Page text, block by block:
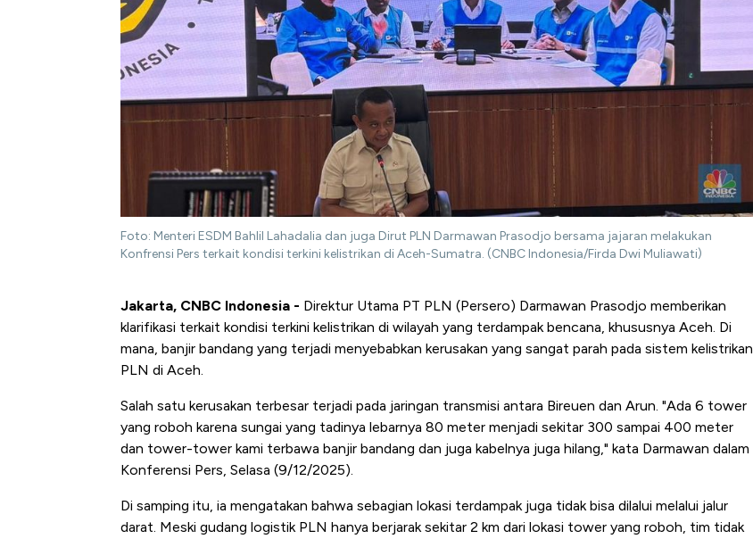
Foto: Menteri ESDM Bahlil Lahadalia dan juga Dirut PLN Darmawan Prasodjo bersama jajaran melakukan
Konfrensi Pers terkait kondisi terkini kelistrikan di Aceh-Sumatra. (CNBC Indonesia/Firda Dwi Muliawati)
Jakarta, CNBC Indonesia - Direktur Utama PT PLN (Persero) Darmawan Prasodjo memberikan
klarifikasi terkait kondisi terkini kelistrikan di wilayah yang terdampak bencana, khususnya Aceh. Di
mana, banjir bandang yang terjadi menyebabkan kerusakan yang sangat parah pada sistem kelistrikan
PLN di Aceh.
Salah satu kerusakan terbesar terjadi pada jaringan transmisi antara Bireuen dan Arun. "Ada 6 tower
yang roboh karena sungai yang tadinya lebarnya 80 meter menjadi sekitar 300 sampai 400 meter
dan tower-tower kami terbawa banjir bandang dan juga kabelnya juga hilang," kata Darmawan dalam
Konferensi Pers, Selasa (9/12/2025).
Di samping itu, ia mengatakan bahwa sebagian lokasi terdampak juga tidak bisa dilalui melalui jalur
darat. Meski gudang logistik PLN hanya berjarak sekitar 2 km dari lokasi tower yang roboh, tim tidak